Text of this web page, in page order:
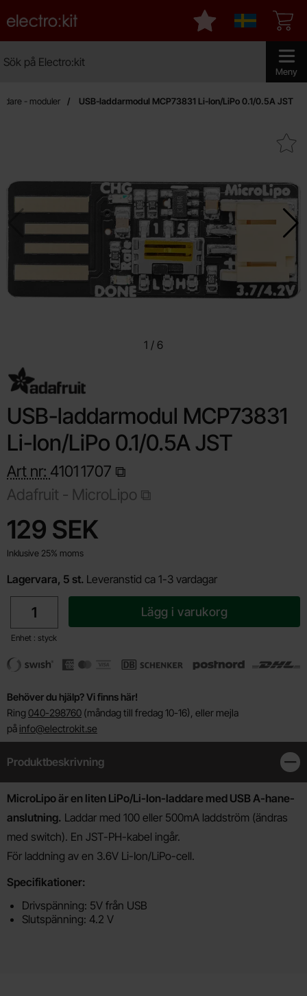
Meny
Startsidan för Electro:kit
Sverige
Mina favoriter
- moduler USB-laddarmodul MCP73831 Li-Ion/LiPo 0.1/0.5A JST
Makera uSB-laddarmodul MCP73831
1 / 6
USB-laddarmodul MCP73831
Li-Ion/LiPo 0.1/0.5A JST
Art nr: 41011707
Adafruit - MicroLipo
pris
129 SEK
Inklusive 25% moms
Lagervara, 5 st. Leveranstid ca 1-3 vardagar
Enhet : styck
Lägg i varukorg
Behöver du hjälp? Vi finns här!
Ring 040-298760 (måndag till fredag 10-16), eller mejla
på info@electrokit.se
Produktbeskrivning
Produktbeskrivning
MicroLipo är en liten LiPo/Li-Ion-laddare med USB A-hane-
anslutning. Laddar med 100 eller 500mA laddström (ändras
med switch). En JST-PH-kabel ingår.
För laddning av en 3.6V Li-Ion/LiPo-cell.
Specifikationer:
Drivspänning: 5V från USB
Slutspänning: 4.2 V